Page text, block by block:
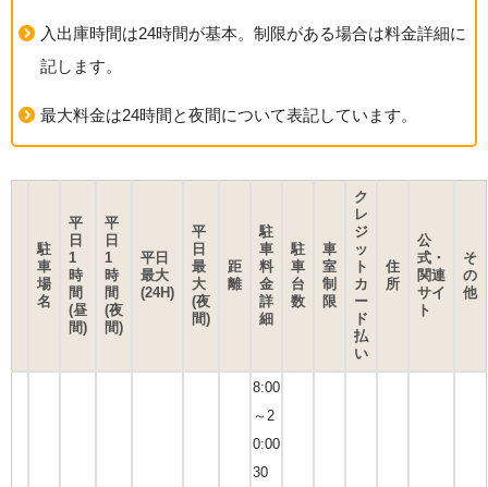
入出庫時間は24時間が基本。制限がある場合は料金詳細に
記します。
最大料金は24時間と夜間について表記しています。
駐
車
場
名
平
日
1
時
間
(昼
間)
平
日
1
時
間
(夜
間)
平日
最大
(24H)
平
日
最
大
(夜
間)
距
離
駐
車
料
金
詳
細
駐
車
台
数
車
室
制
限
ク
レ
ジ
ッ
ト
カ
ー
ド
払
い
住
所
公
式・
関連
サイ
ト
そ
の
他
8:00
～2
0:00
30